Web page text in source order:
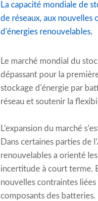
La capacité mondiale de
de réseaux, aux nouvelles
d'énergies renouvelables.
Le marché mondial du
dépassant pour la
stockage d'énergie par
réseau et soutenir la
L’expansion du marché
Dans certaines parties de
renouvelables a orienté
incertitude à court terme.
nouvelles contraintes liées
composants des batteries.